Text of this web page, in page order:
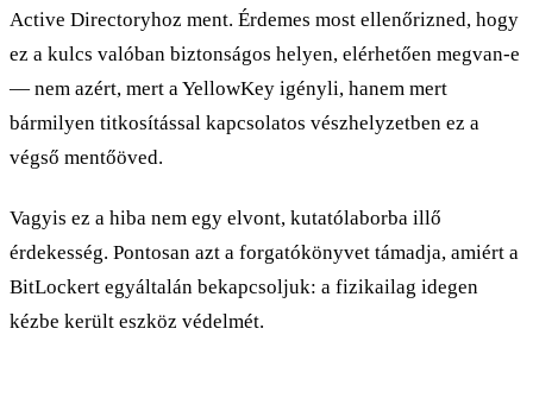
Active Directoryhoz ment. Érdemes most ellenőrizned, hogy
ez a kulcs valóban biztonságos helyen, elérhetően megvan-e
— nem azért, mert a YellowKey igényli, hanem mert
bármilyen titkosítással kapcsolatos vészhelyzetben ez a
végső mentőöved.
Vagyis ez a hiba nem egy elvont, kutatólaborba illő
érdekesség. Pontosan azt a forgatókönyvet támadja, amiért a
BitLockert egyáltalán bekapcsoljuk: a fizikailag idegen
kézbe került eszköz védelmét.